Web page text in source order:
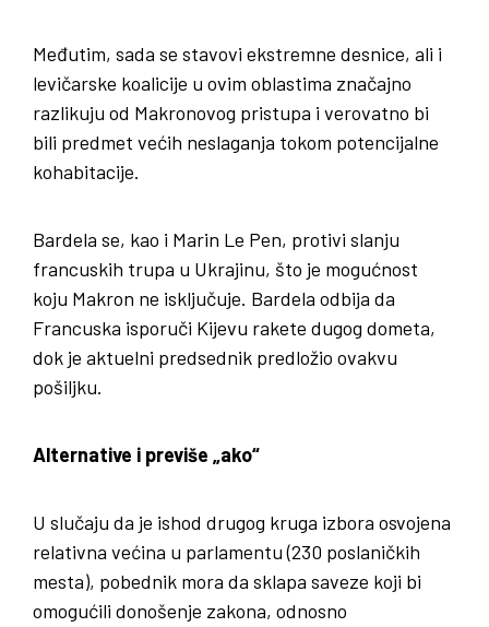
Međutim, sada se stavovi ekstremne desnice, ali i
levičarske koalicije u ovim oblastima značajno
razlikuju od Makronovog pristupa i verovatno bi
bili predmet većih neslaganja tokom potencijalne
kohabitacije.
Bardela se, kao i Marin Le Pen, protivi slanju
francuskih trupa u Ukrajinu, što je mogućnost
koju Makron ne isključuje. Bardela odbija da
Francuska isporuči Kijevu rakete dugog dometa,
dok je aktuelni predsednik predložio ovakvu
pošiljku.
Alternative i previše „ako“
U slučaju da je ishod drugog kruga izbora osvojena
relativna većina u parlamentu (230 poslaničkih
mesta), pobednik mora da sklapa saveze koji bi
omogućili donošenje zakona, odnosno